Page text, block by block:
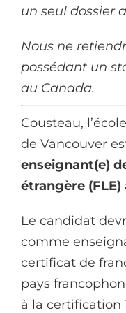
un seul dossier
Nous ne
possédant un
au Canada.
Cousteau,
de Vancouver
enseignant(e)
étrangère
Le candidat
comme
certificat de
pays
à la certification